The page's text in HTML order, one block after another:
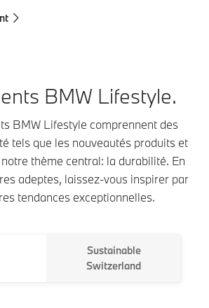
BMW Lifestyle.
BMW Lifestyle comprennent des
tels que les nouveautés produits et
thème central: la durabilité. En
adeptes, laissez-vous inspirer par
tendances exceptionnelles.
Sustainable
Switzerland